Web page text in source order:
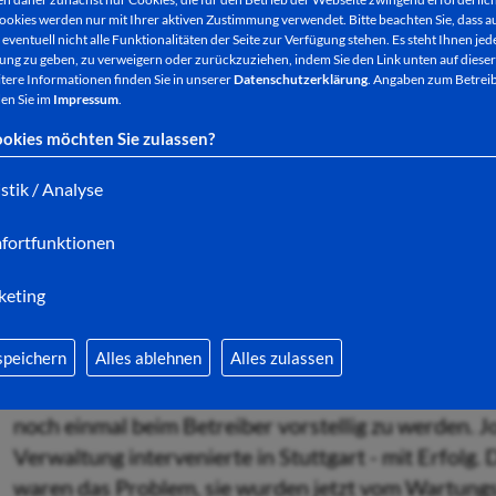
werden nur mit Ihrer aktiven Zustimmung verwendet. Bitte beachten Sie, dass
nicht alle Funktionalitäten der Seite zur Verfügung stehen. Es steht Ihnen
zu geben, zu verweigern oder zurückzuziehen, indem Sie den Link unten auf
Informationen finden Sie in unsererDatenschutzerklärung. Angaben zum
Sie im Impressum.
möchten Sie zulassen?
/ Analyse
Alles ablehnen Alles zulassen
Damit sind die Anlagen nicht nur gut zu sehen -
auch die Bürgerinnen und Bürger im Stadtteil
Lärmbelastung durch ein defektes Windrad leben
(Symbolbild pixabay)
Das Problem schien vor einigen Wochen schon
entsprechenden Einheit vermeldete. Geholfen
weiter über eine penetrante Dauerbeschallung,
ging.
Dann wandte sich Ortsvorsteher Hans Werner
noch einmal beim Betreiber vorstellig zu werden.
Verwaltung intervenierte in Stuttgart - mit Erfolg.
waren das Problem, sie wurden jetzt vom